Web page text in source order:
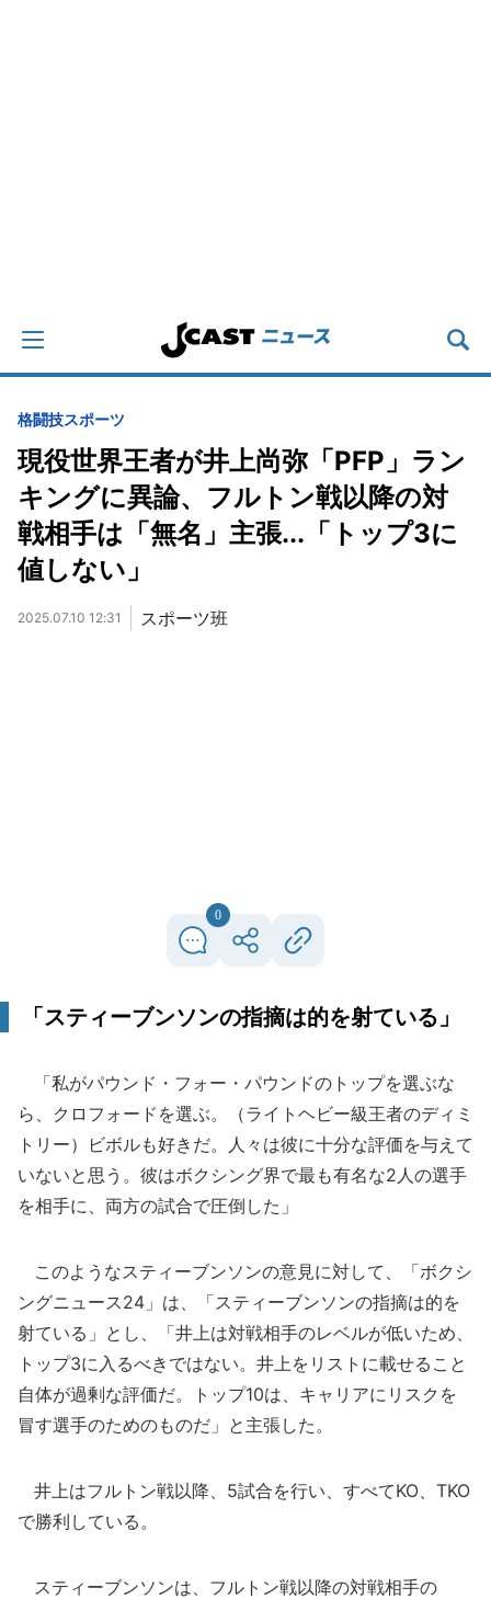
格闘技スポーツ
現役世界王者が井上尚弥「PFP」ラン
キングに異論、フルトン戦以降の対
戦相手は「無名」主張...「トップ3に
値しない」
2025.07.10 12:31 スポーツ班
0
「スティーブンソンの指摘は的を射ている」
「私がパウンド・フォー・パウンドのトップを選ぶな
ら、クロフォードを選ぶ。（ライトヘビー級王者のディミ
トリー）ビボルも好きだ。人々は彼に十分な評価を与えて
いないと思う。彼はボクシング界で最も有名な2人の選手
を相手に、両方の試合で圧倒した」
このようなスティーブンソンの意見に対して、「ボクシ
ングニュース24」は、「スティーブンソンの指摘は的を
射ている」とし、「井上は対戦相手のレベルが低いため、
トップ3に入るべきではない。井上をリストに載せること
自体が過剰な評価だ。トップ10は、キャリアにリスクを
冒す選手のためのものだ」と主張した。
井上はフルトン戦以降、5試合を行い、すべてKO、TKO
で勝利している。
スティーブンソンは、フルトン戦以降の対戦相手の